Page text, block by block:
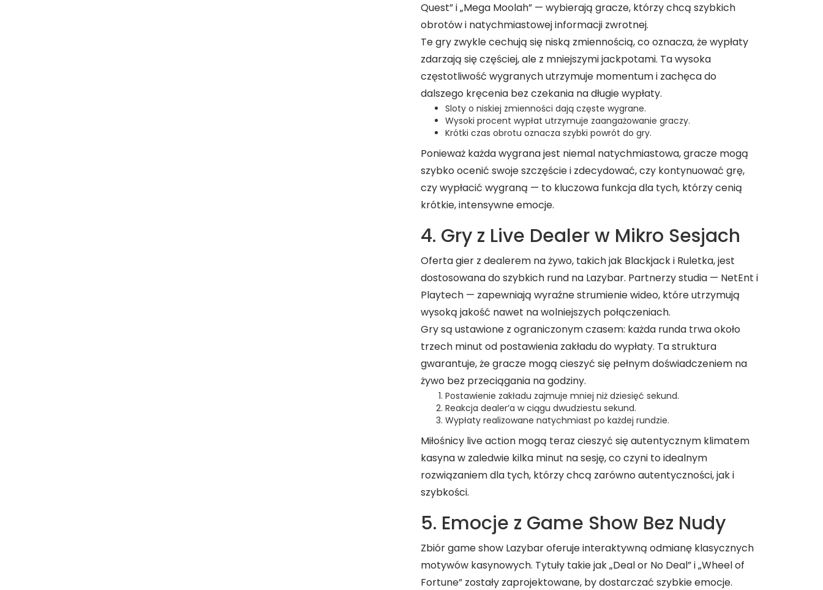
Quest” i „Mega Moolah” — wybierają gracze, którzy chcą szybkich
obrotów i natychmiastowej informacji zwrotnej.
Te gry zwykle cechują się niską zmiennością, co oznacza, że wypłaty
zdarzają się częściej, ale z mniejszymi jackpotami. Ta wysoka
częstotliwość wygranych utrzymuje momentum i zachęca do
dalszego kręcenia bez czekania na długie wypłaty.
Sloty o niskiej zmienności dają częste wygrane.
Wysoki procent wypłat utrzymuje zaangażowanie graczy.
Krótki czas obrotu oznacza szybki powrót do gry.
Ponieważ każda wygrana jest niemal natychmiastowa, gracze mogą
szybko ocenić swoje szczęście i zdecydować, czy kontynuować grę,
czy wypłacić wygraną — to kluczowa funkcja dla tych, którzy cenią
krótkie, intensywne emocje.
4. Gry z Live Dealer w Mikro Sesjach
Oferta gier z dealerem na żywo, takich jak Blackjack i Ruletka, jest
dostosowana do szybkich rund na Lazybar. Partnerzy studia — NetEnt i
Playtech — zapewniają wyraźne strumienie wideo, które utrzymują
wysoką jakość nawet na wolniejszych połączeniach.
Gry są ustawione z ograniczonym czasem: każda runda trwa około
trzech minut od postawienia zakładu do wypłaty. Ta struktura
gwarantuje, że gracze mogą cieszyć się pełnym doświadczeniem na
żywo bez przeciągania na godziny.
Postawienie zakładu zajmuje mniej niż dziesięć sekund.
Reakcja dealer’a w ciągu dwudziestu sekund.
Wypłaty realizowane natychmiast po każdej rundzie.
Miłośnicy live action mogą teraz cieszyć się autentycznym klimatem
kasyna w zaledwie kilka minut na sesję, co czyni to idealnym
rozwiązaniem dla tych, którzy chcą zarówno autentyczności, jak i
szybkości.
5. Emocje z Game Show Bez Nudy
Zbiór game show Lazybar oferuje interaktywną odmianę klasycznych
motywów kasynowych. Tytuły takie jak „Deal or No Deal” i „Wheel of
Fortune” zostały zaprojektowane, by dostarczać szybkie emocje.